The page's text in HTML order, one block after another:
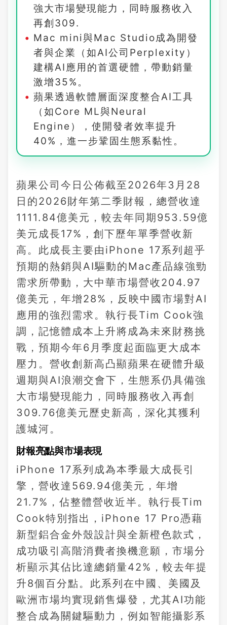
強大市場變現能力，同時服務收入
再創309.
Mac mini與Mac Studio成為開發
者與企業（如AI公司Perplexity）
建構AI應用的首選硬體，帶動銷量
激增35%。
蘋果透過軟體層面深度整合AI工具
（如Core ML與Neural
Engine），使開發者效率提升
40%，進一步鞏固生態系黏性。
蘋果公司今日公佈截至2026年3月28
日的2026財年第二季財報，總營收達
1111.84億美元，較去年同期953.59億
美元成長17%，創下歷年單季營收新
高。此成長主要由iPhone 17系列超乎
預期的熱銷與AI驅動的Mac產品線強勁
需求所帶動，大中華市場營收204.97
億美元，年增28%，反映中國市場對AI
應用的強烈需求。執行長Tim Cook強
調，記憶體成本上升將成為未來財務挑
戰，預期今年6月季度起面臨更大成本
壓力。營收創新高凸顯蘋果在硬體升級
週期與AI浪潮交會下，生態系仍具備強
大市場變現能力，同時服務收入再創
309.76億美元歷史新高，深化其獲利
護城河。
財報亮點與市場表現
iPhone 17系列成為本季最大成長引
擎，營收達569.94億美元，年增
21.7%，佔整體營收近半。執行長Tim
Cook特別指出，iPhone 17 Pro憑藉
新型鋁合金外殼設計與全新橙色款式，
成功吸引高階消費者換機意願，市場分
析顯示其佔比達總銷量42%，較去年提
升8個百分點。此系列在中國、美國及
歐洲市場均實現銷售爆發，尤其AI功能
整合成為關鍵驅動力，例如智能攝影系